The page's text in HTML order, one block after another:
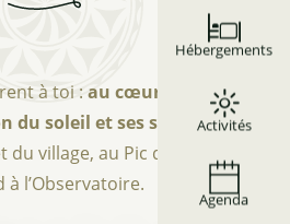
Hébergements
Activités
Agenda
à toi : au cœur de Saint-
du soleil et ses soirées Astro
village, au Pic de Chateau
à l’Observatoire.